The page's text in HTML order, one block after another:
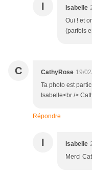
I Isabelle
Oui ! et
(parfois
C CathyRose 19/
Ta photo est
Isabelle<br />
Répondre
I Isabelle
Merci